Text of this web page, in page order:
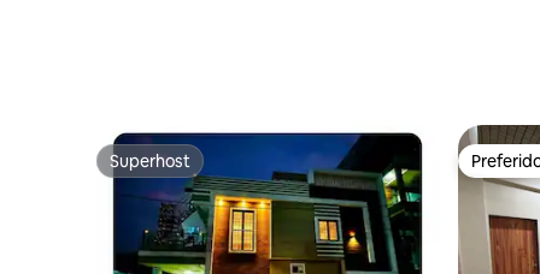
Superhost
Superhost